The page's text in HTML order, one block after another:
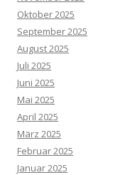
Oktober 2025
September 2025
August 2025
Juli 2025
Juni 2025
Mai 2025
April 2025
März 2025
Februar 2025
Januar 2025